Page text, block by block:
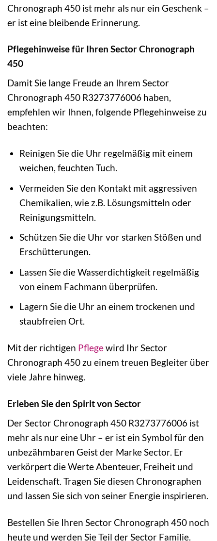
Chronograph 450 ist mehr als nur ein Geschenk –
er ist eine bleibende Erinnerung.
Pflegehinweise für Ihren Sector Chronograph
450
Damit Sie lange Freude an Ihrem Sector
Chronograph 450 R3273776006 haben,
empfehlen wir Ihnen, folgende Pflegehinweise zu
beachten:
Reinigen Sie die Uhr regelmäßig mit einem
weichen, feuchten Tuch.
Vermeiden Sie den Kontakt mit aggressiven
Chemikalien, wie z.B. Lösungsmitteln oder
Reinigungsmitteln.
Schützen Sie die Uhr vor starken Stößen und
Erschütterungen.
Lassen Sie die Wasserdichtigkeit regelmäßig
von einem Fachmann überprüfen.
Lagern Sie die Uhr an einem trockenen und
staubfreien Ort.
Mit der richtigen Pflegewird Ihr Sector
Chronograph 450 zu einem treuen Begleiter über
viele Jahre hinweg.
Erleben Sie den Spirit von Sector
Der Sector Chronograph 450 R3273776006 ist
mehr als nur eine Uhr – er ist ein Symbol für den
unbezähmbaren Geist der Marke Sector. Er
verkörpert die Werte Abenteuer, Freiheit und
Leidenschaft. Tragen Sie diesen Chronographen
und lassen Sie sich von seiner Energie inspirieren.
Bestellen Sie Ihren Sector Chronograph 450 noch
heute und werden Sie Teil der Sector Familie.